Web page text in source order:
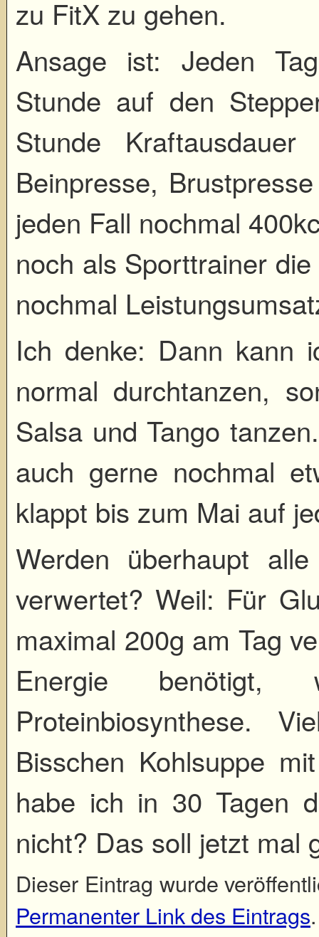
zu FitX zu gehen.
Ansage ist: Jeden
Stunde auf den
Stunde
Beinpresse,
jeden Fall nochmal
noch als Sporttrainer
nochmal
Ich denke: Dann kann
normal durchtanzen,
Salsa und Tango
auch gerne nochmal
klappt bis zum Mai auf
Werden überhaupt
verwertet? Weil: Für
maximal 200g am Tag
Energie
Proteinbiosynthese.
Bisschen Kohlsuppe
habe ich in 30 Tagen
nicht? Das soll jetzt mal
Dieser Eintrag wurde
Permanenter Link des Eintrags.